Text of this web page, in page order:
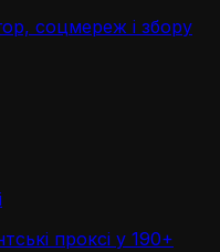
соцмереж і збору
проксі у 190+